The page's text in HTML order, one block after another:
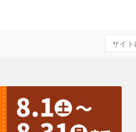
Search